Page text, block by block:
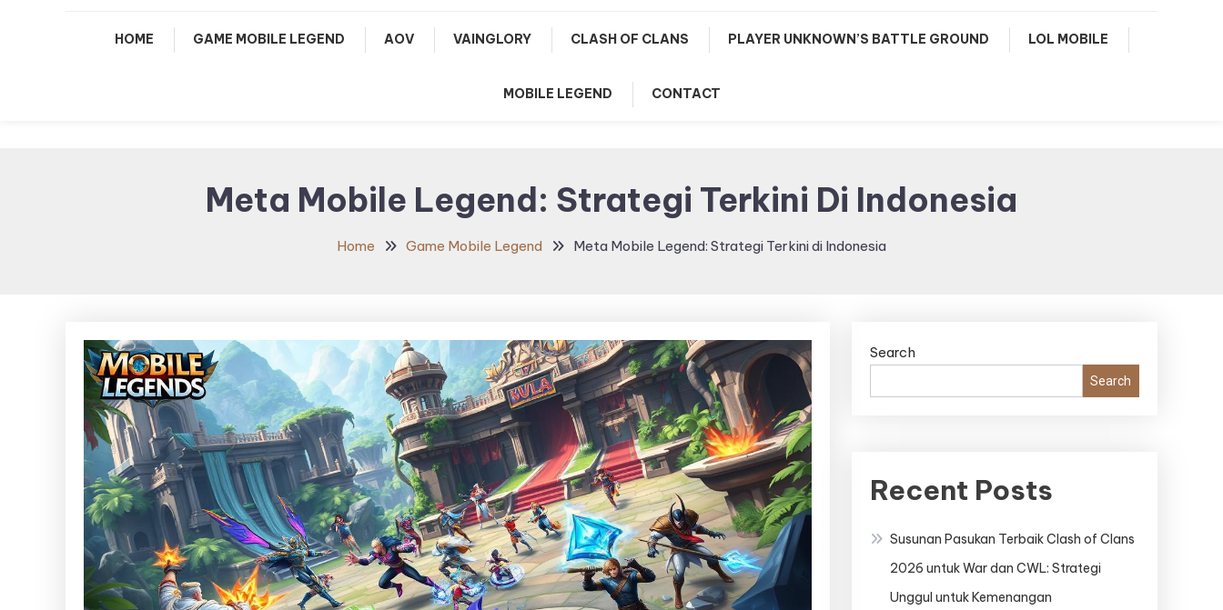
HOME GAME MOBILE LEGEND AOV VAINGLORY CLASH OF CLANS PLAYER UNKNOWN’S BATTLE GROUND LOL MOBILE
MOBILE LEGEND CONTACT
Meta Mobile Legend: Strategi Terkini Di Indonesia
Home Game Mobile Legend Meta Mobile Legend: Strategi Terkini di Indonesia
Search
Search
Recent Posts
Susunan Pasukan Terbaik Clash of Clans
2026 untuk War dan CWL: Strategi
Unggul untuk Kemenangan